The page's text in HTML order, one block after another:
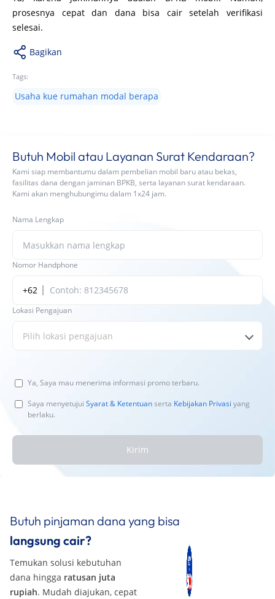
prosesnya cepat dan dana bisa cair setelah verifikasi
selesai.
Bagikan
Tags:
Usaha kue rumahan modal berapa
Butuh Mobil atau Layanan Surat Kendaraan?
Kami siap membantumu dalam pembelian mobil baru atau bekas,
fasilitas dana dengan jaminan BPKB, serta layanan surat kendaraan.
Kami akan menghubungimu dalam 1x24 jam.
Nama Lengkap
Nomor Handphone
+62
Lokasi Pengajuan
Pilih lokasi pengajuan
Ya, Saya mau menerima informasi promo terbaru.
Saya menyetujui Syarat & Ketentuanserta Kebijakan Privasi yang
berlaku.
Kirim
Butuh pinjaman dana yang bisa
langsung cair?
Temukan solusi kebutuhan
dana hingga ratusan juta
rupiah. Mudah diajukan, cepat